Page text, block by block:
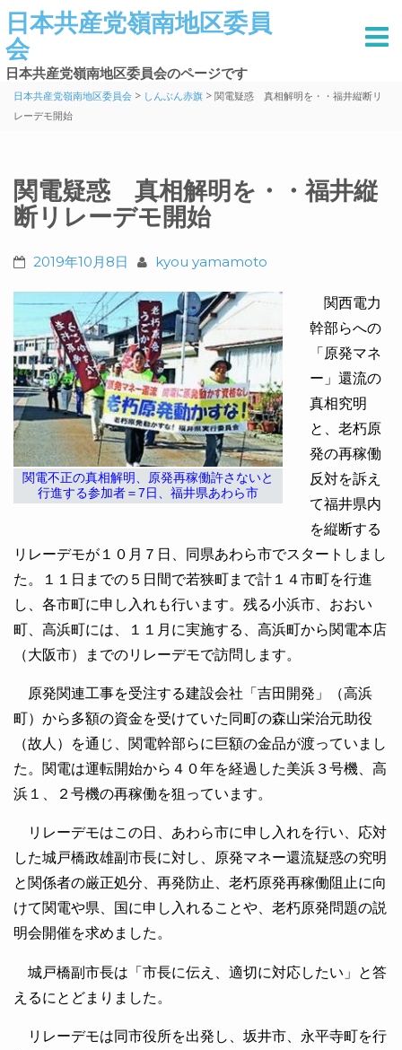
日本共産党嶺南地区委員
会
日本共産党嶺南地区委員会のページです
日本共産党嶺南地区委員会 > しんぶん赤旗 > 関電疑惑 真相解明を・・福井縦断リ
レーデモ開始
関電疑惑 真相解明を・・福井縦
断リレーデモ開始
2019年10月8日 kyou yamamoto
関電不正の真相解明、原発再稼働許さないと
行進する参加者＝7日、福井県あわら市
関西電力
幹部らへの
「原発マネ
ー」還流の
真相究明
と、老朽原
発の再稼働
反対を訴え
て福井県内
を縦断する
リレーデモが１０月７日、同県あわら市でスタートしまし
た。１１日までの５日間で若狭町まで計１４市町を行進
し、各市町に申し入れも行います。残る小浜市、おおい
町、高浜町には、１１月に実施する、高浜町から関電本店
（大阪市）までのリレーデモで訪問します。
原発関連工事を受注する建設会社「吉田開発」（高浜
町）から多額の資金を受けていた同町の森山栄治元助役
（故人）を通じ、関電幹部らに巨額の金品が渡っていまし
た。関電は運転開始から４０年を経過した美浜３号機、高
浜１、２号機の再稼働を狙っています。
リレーデモはこの日、あわら市に申し入れを行い、応対
した城戸橋政雄副市長に対し、原発マネー還流疑惑の究明
と関係者の厳正処分、再発防止、老朽原発再稼働阻止に向
けて関電や県、国に申し入れることや、老朽原発問題の説
明会開催を求めました。
城戸橋副市長は「市長に伝え、適切に対応したい」と答
えるにとどまりました。
リレーデモは同市役所を出発し、坂井市、永平寺町を行